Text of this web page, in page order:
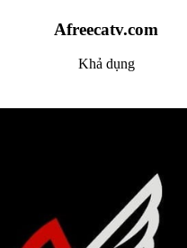
Afreecatv.com
Khả dụng